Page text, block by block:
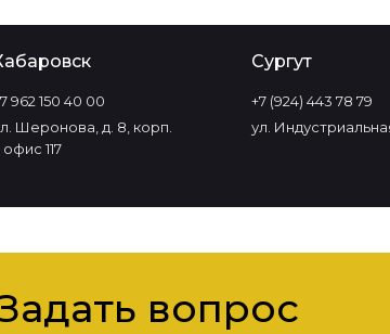
962 150 40 00
Шеронова, д. 8, корп.
офис 117
Сургут
+7 (924) 443 78 79
ул.
вопрос